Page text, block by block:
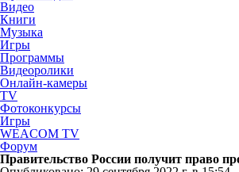
Видео
Книги
Музыка
Игры
Программы
Видеоролики
Онлайн-камеры
TV
Фотоконкурсы
Игры
WEACOM TV
Форум
Правительство России получит право